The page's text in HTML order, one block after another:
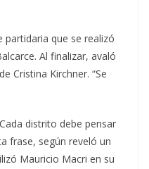
partidaria que se realizó
Al finalizar, avaló
Cristina Kirchner. “Se
distrito debe pensar
frase, según reveló un
Mauricio Macri en su